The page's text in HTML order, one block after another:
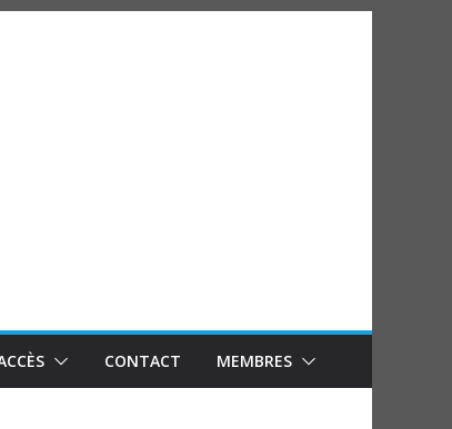
CONTACT MEMBRES